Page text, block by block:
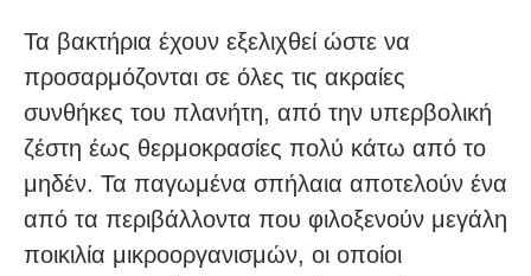
Τα βακτήρια έχουν εξελιχθεί ώστε να
προσαρμόζονται σε όλες τις ακραίες
συνθήκες του πλανήτη, από την υπερβολική
ζέστη έως θερμοκρασίες πολύ κάτω από το
μηδέν. Τα παγωμένα σπήλαια αποτελούν ένα
από τα περιβάλλοντα που φιλοξενούν μεγάλη
ποικιλία μικροοργανισμών, οι οποίοι